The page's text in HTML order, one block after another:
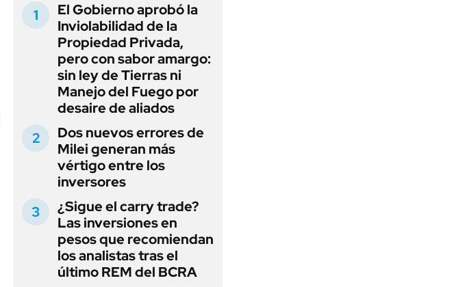
El Gobierno aprobó la
Inviolabilidad de la
Propiedad Privada,
pero con sabor amargo:
sin ley de Tierras ni
Manejo del Fuego por
desaire de aliados
Dos nuevos errores de
Milei generan más
vértigo entre los
inversores
¿Sigue el carry trade?
Las inversiones en
pesos que recomiendan
los analistas tras el
último REM del BCRA